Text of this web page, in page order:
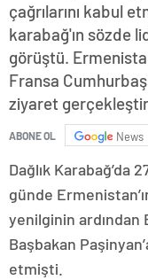
çağrılarını kabul
karabağ'ın sözde
görüştü.
Fransa
ziyaret
ABONE OL News
Dağlık Karabağ’da
günde
yenilginin ardından
Başbakan
etmişti.